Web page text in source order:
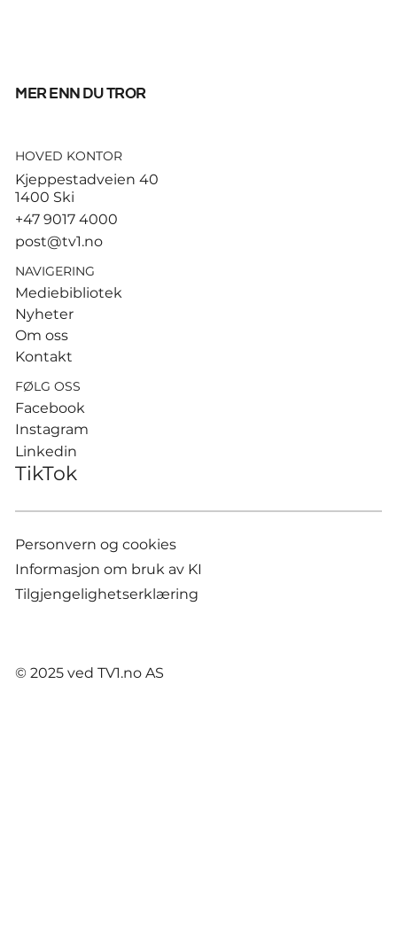
Høyre sier foreløpig nei til å
mer enn du tror
HOVED KONTOR
Kjeppestadveien 40
1400 Ski
+47 9017 4000
post@tv1.no
NAVIGERING
Mediebibliotek
Nyheter
Om oss
Kontakt
FØLG OSS
Facebook
Instagram
Linkedin
TikTok
Personvern og cookies
Informasjon om bruk av KI
Tilgjengelighetserklæring
© 2025 ved TV1.no AS